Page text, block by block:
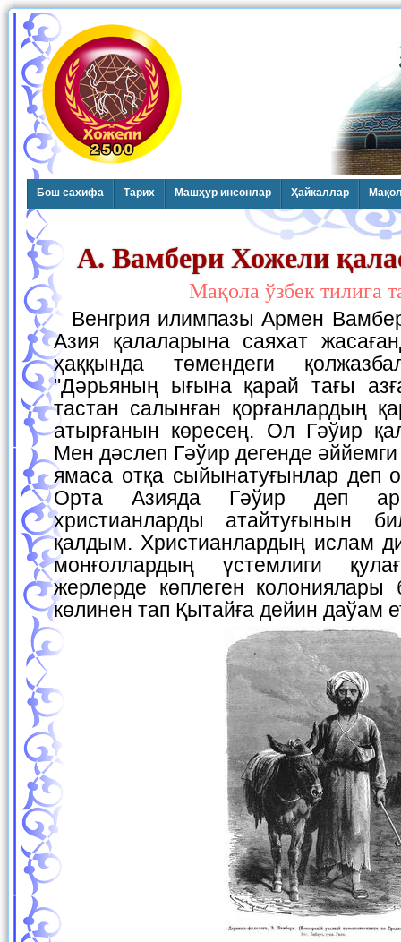
Бош сахифа Тарих Машҳур инсонлар Ҳайкаллар
А. Вамбери Хожели
Мақола ўзбек тилига
Венгрия илимпазы Армен Вамбери XIX әсирде Орта
Азия қалаларына саяхат
ҳаққында төмендеги
"Дәрьяның ығына қарай тағы
тастан салынған қорғанлардың
атырғанын көресең. Ол Гәўир
Мен дәслеп Гәўир дегенде
ямаса отқа сыйынатуғынлар деп
Орта Азияда Гәўир деп
христианларды атайтуғынын
қалдым. Христианлардың ислам
монғоллардың үстемлиги
жерлерде көплеген
көлинен тап Қытайға дейин даўам